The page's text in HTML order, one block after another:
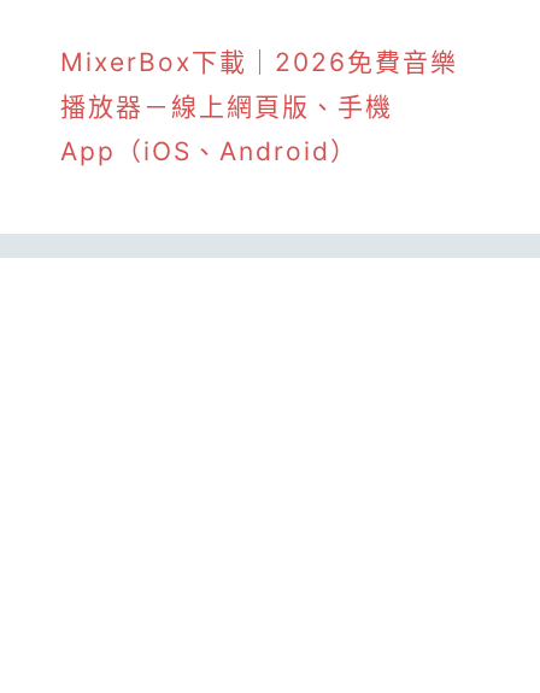
MixerBox下載｜2026免費音樂
播放器－線上網頁版、手機
App（iOS、Android）